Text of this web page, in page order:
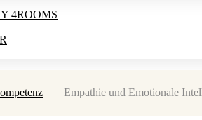
4ROOMS
Empathie und Emotionale